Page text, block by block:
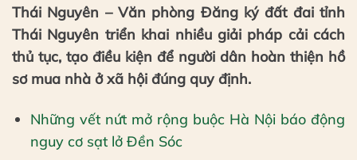
Thái Nguyên – Văn phòng Đăng ký đất đai tỉnh
Thái Nguyên triển khai nhiều giải pháp cải cách
thủ tục, tạo điều kiện để người dân hoàn thiện hồ
sơ mua nhà ở xã hội đúng quy định.
Những vết nứt mở rộng buộc Hà Nội báo động
nguy cơ sạt lở Đền Sóc